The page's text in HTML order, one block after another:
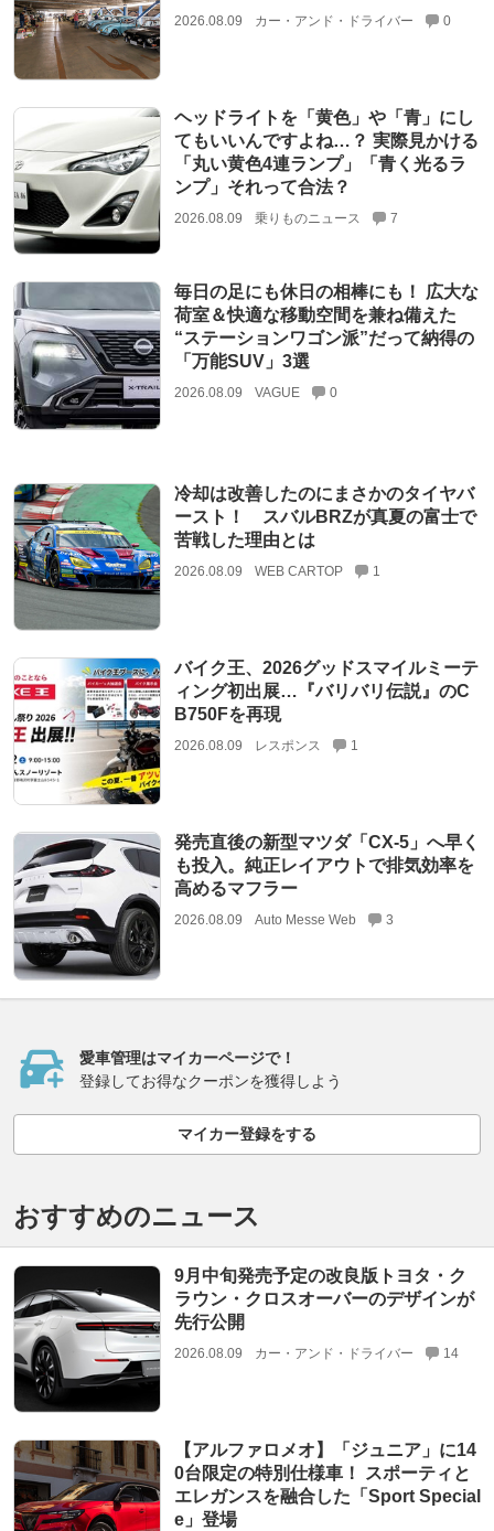
2026.08.09 カー・アンド・ドライバー 0
ヘッドライトを「黄色」や「青」にし
てもいいんですよね…？ 実際見かける
「丸い黄色4連ランプ」「青く光るラ
ンプ」それって合法？
2026.08.09 乗りものニュース 7
毎日の足にも休日の相棒にも！ 広大な
荷室＆快適な移動空間を兼ね備えた
“ステーションワゴン派”だって納得の
「万能SUV」3選
2026.08.09 VAGUE 0
冷却は改善したのにまさかのタイヤバ
ースト！ スバルBRZが真夏の富士で
苦戦した理由とは
2026.08.09 WEB CARTOP 1
バイク王、2026グッドスマイルミーテ
ィング初出展…『バリバリ伝説』のC
B750Fを再現
2026.08.09 レスポンス 1
発売直後の新型マツダ「CX-5」へ早く
も投入。純正レイアウトで排気効率を
高めるマフラー
2026.08.09 Auto Messe Web 3
愛車管理はマイカーページで！
登録してお得なクーポンを獲得しよう
マイカー登録をする
おすすめのニュース
9月中旬発売予定の改良版トヨタ・ク
ラウン・クロスオーバーのデザインが
先行公開
2026.08.09 カー・アンド・ドライバー 14
【アルファロメオ】「ジュニア」に14
0台限定の特別仕様車！ スポーティと
エレガンスを融合した「Sport Special
e」登場